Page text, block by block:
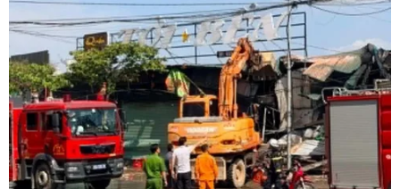
Tổng Biên tập: TRẦN TIẾN DUẨN
Phó Tổng Biên tập: NGUYỄN THỊ TÁM, KHÚC THANH
THỦY
Sở hữu trí tuệ
Quy định sử dụng
RSS
Hỗ trợ
Ngôn ngữ
TTXVN